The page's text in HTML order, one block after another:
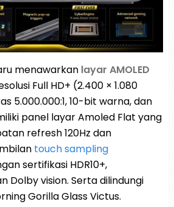
menawarkan layar AMOLED
Full HD+ (2.400 × 1.080
5.000.000:1, 10-bit warna, dan
panel layar Amoled Flat yang
refresh 120Hz dan
touch sampling
sertifikasi HDR10+,
Dolby vision. Serta dilindungi
Gorilla Glass Victus.